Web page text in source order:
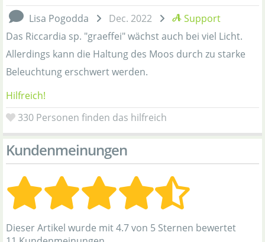
Lisa Pogodda
Dec. 2022
Support
Das Riccardia sp. "graeffei" wächst auch bei viel Licht.
Allerdings kann die Haltung des Moos durch zu starke
Beleuchtung erschwert werden.
Hilfreich!
330 Personen finden das hilfreich
Kundenmeinungen
Dieser Artikel wurde mit 4.7 von 5 Sternen bewertet